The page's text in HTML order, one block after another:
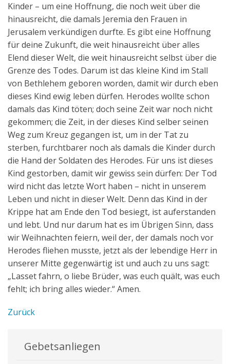
Kinder – um eine Hoffnung, die noch weit über die
hinausreicht, die damals Jeremia den Frauen in
Jerusalem verkündigen durfte. Es gibt eine Hoffnung
für deine Zukunft, die weit hinausreicht über alles
Elend dieser Welt, die weit hinausreicht selbst über die
Grenze des Todes. Darum ist das kleine Kind im Stall
von Bethlehem geboren worden, damit wir durch eben
dieses Kind ewig leben dürfen. Herodes wollte schon
damals das Kind töten; doch seine Zeit war noch nicht
gekommen; die Zeit, in der dieses Kind selber seinen
Weg zum Kreuz gegangen ist, um in der Tat zu
sterben, furchtbarer noch als damals die Kinder durch
die Hand der Soldaten des Herodes. Für uns ist dieses
Kind gestorben, damit wir gewiss sein dürfen: Der Tod
wird nicht das letzte Wort haben – nicht in unserem
Leben und nicht in dieser Welt. Denn das Kind in der
Krippe hat am Ende den Tod besiegt, ist auferstanden
und lebt. Und nur darum hat es im Übrigen Sinn, dass
wir Weihnachten feiern, weil der, der damals noch vor
Herodes fliehen musste, jetzt als der lebendige Herr in
unserer Mitte gegenwärtig ist und auch zu uns sagt:
„Lasset fahrn, o liebe Brüder, was euch quält, was euch
fehlt; ich bring alles wieder.“ Amen.
Zurück
Gebetsanliegen